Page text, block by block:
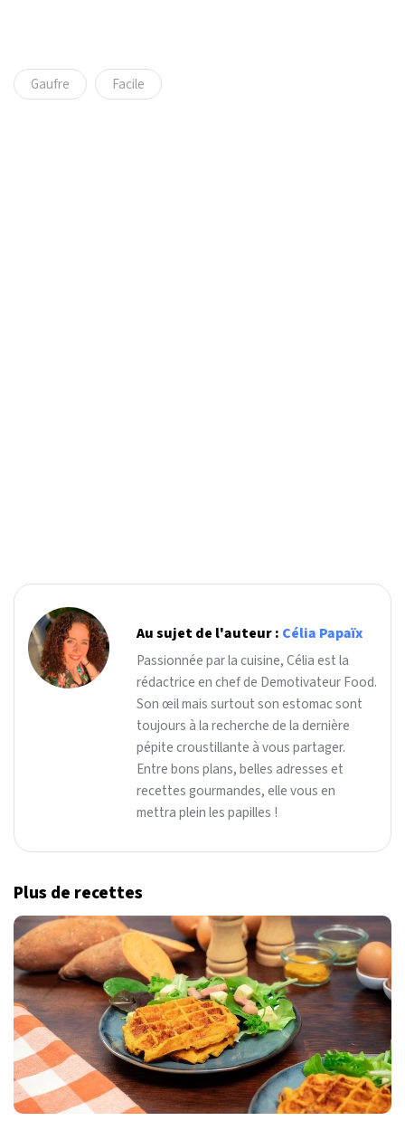
Gaufre Facile
Au sujet de l'auteur : Célia Papaïx
Passionnée par la cuisine, Célia est la
rédactrice en chef de Demotivateur Food.
Son œil mais surtout son estomac sont
toujours à la recherche de la dernière
pépite croustillante à vous partager.
Entre bons plans, belles adresses et
recettes gourmandes, elle vous en
mettra plein les papilles !
Plus de recettes